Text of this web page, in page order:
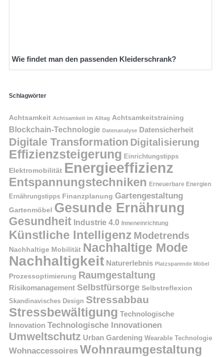
Wie findet man den passenden Kleiderschrank?
Schlagwörter
Achtsamkeit Achtsamkeit im Alltag Achtsamkeitstraining
Blockchain-Technologie Datenanalyse Datensicherheit
Digitale Transformation Digitalisierung
Effizienzsteigerung Einrichtungstipps
Elektromobilität Energieeffizienz
Entspannungstechniken Erneuerbare Energien
Ernährungstipps Finanzplanung Gartengestaltung
Gartenmöbel Gesunde Ernährung
Gesundheit Industrie 4.0 Inneneinrichtung
Künstliche Intelligenz Modetrends
Nachhaltige Mobilität Nachhaltige Mode
Nachhaltigkeit Naturerlebnis Platzsparende Möbel
Prozessoptimierung Raumgestaltung
Risikomanagement Selbstfürsorge Selbstreflexion
Skandinavisches Design Stressabbau
Stressbewältigung Technologische
Innovation Technologische Innovationen
Umweltschutz Urban Gardening Wearable Technologie
Wohnaccessoires Wohnraumgestaltung